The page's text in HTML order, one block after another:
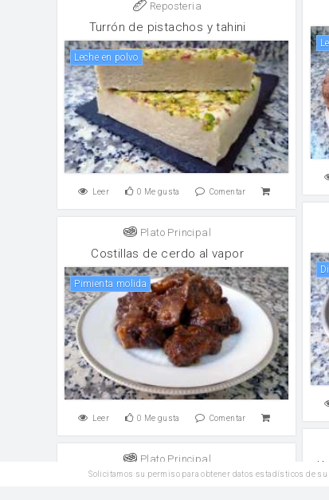
Reposteria
Turrón de pistachos y tahini
leche en polvo
Leer 0 Me gusta Comentar
Plato Principal
Costillas de cerdo al vapor
Pimienta molida
Leer 0 Me gusta Comentar
Plato Principal
Mac and cheese
Solicitamos su permiso para obtener datos estadísticos de su